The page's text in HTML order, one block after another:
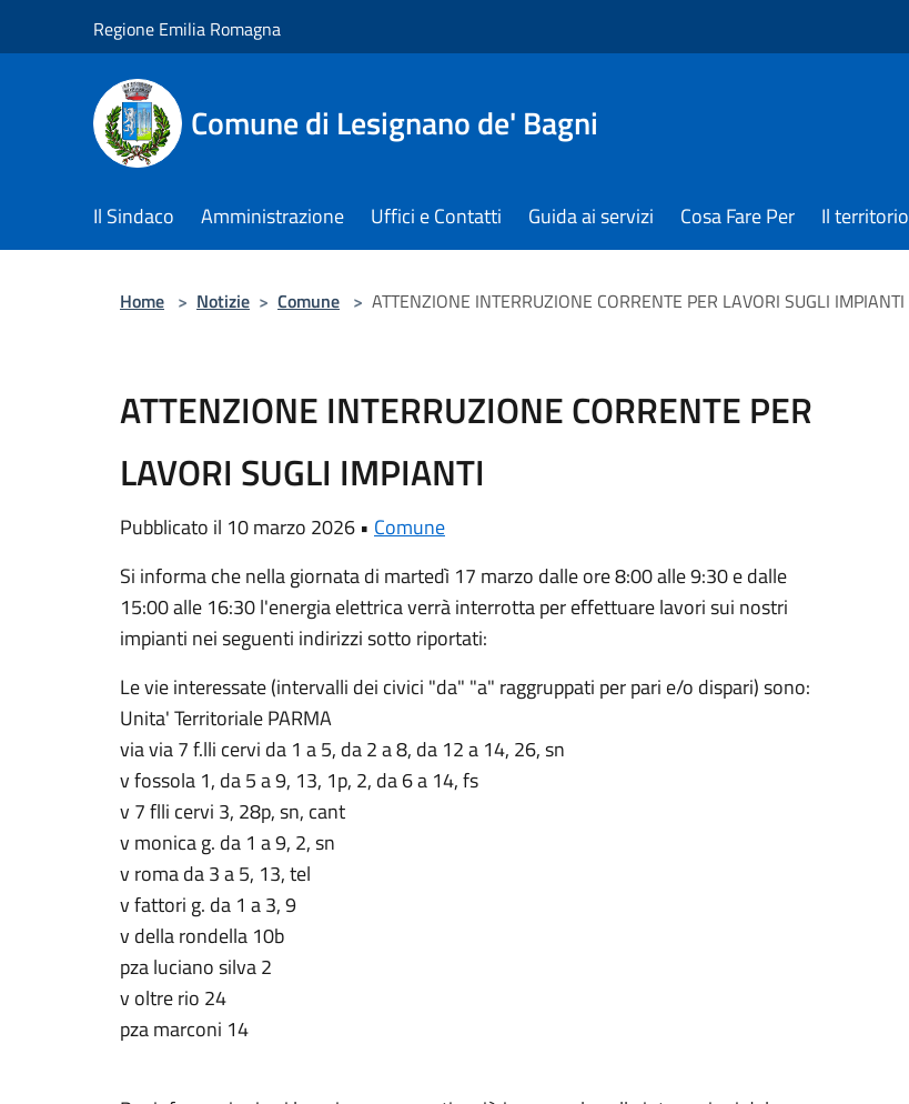
Regione Emilia Romagna
Comune di Lesignano de' Bagni
Il Sindaco Amministrazione Uffici e Contatti Guida ai servizi Cosa Fare Per Il territorio
Home > Notizie > Comune > ATTENZIONE INTERRUZIONE CORRENTE PER LAVORI SUGLI IMPIANTI
ATTENZIONE INTERRUZIONE CORRENTE PER
LAVORI SUGLI IMPIANTI
Pubblicato il 10 marzo 2026 • Comune
Si informa che nella giornata di martedì 17 marzo dalle ore 8:00 alle 9:30 e dalle
15:00 alle 16:30 l'energia elettrica verrà interrotta per effettuare lavori sui nostri
impianti nei seguenti indirizzi sotto riportati:
Le vie interessate (intervalli dei civici "da" "a" raggruppati per pari e/o dispari) sono:
Unita' Territoriale PARMA
via via 7 f.lli cervi da 1 a 5, da 2 a 8, da 12 a 14, 26, sn
v fossola 1, da 5 a 9, 13, 1p, 2, da 6 a 14, fs
v 7 flli cervi 3, 28p, sn, cant
v monica g. da 1 a 9, 2, sn
v roma da 3 a 5, 13, tel
v fattori g. da 1 a 3, 9
v della rondella 10b
pza luciano silva 2
v oltre rio 24
pza marconi 14